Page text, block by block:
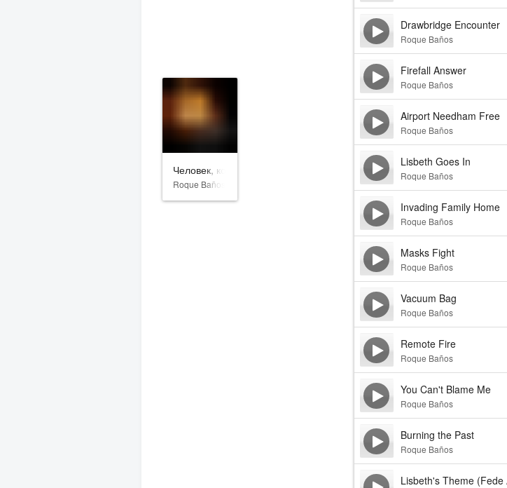
Человек, который убил Дон Кихота
Roque Baños
Drawbridge Encounter
Roque Baños
Firefall Answer
Roque Baños
Airport Needham Free
Roque Baños
Lisbeth Goes In
Roque Baños
Invading Family Home
Roque Baños
Masks Fight
Roque Baños
Vacuum Bag
Roque Baños
Remote Fire
Roque Baños
You Can't Blame Me
Roque Baños
Burning the Past
Roque Baños
Lisbeth's Theme (Fede